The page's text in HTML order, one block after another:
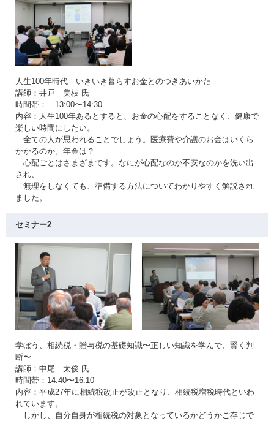
人生100年時代 いきいき暮らすお金とのつきあいかた
講師：井戸 美枝 氏
時間帯： 13:00〜14:30
内容：人生100年あるとすると、お金の心配をすることなく、健康で
楽しい時間にしたい。
全ての人が思われることでしょう。医療費や介護のお金はいくら
かかるのか。年金は？
心配ごとはさまざまです。なにが心配なのか不安なのかを洗い出
され、
無理をしなくても、準備する方法についてわかりやすく解説され
ました。
セミナー2
学ぼう、相続税・贈与税の基礎知識〜正しい知識を学んで、賢く判
断〜
講師：中尾 太俊 氏
時間帯：14:40〜16:10
内容：平成27年に相続税改正が改正となり、相続税増税時代といわ
れています。
しかし、自分自身が相続税の対象となっているかどうかご存じで